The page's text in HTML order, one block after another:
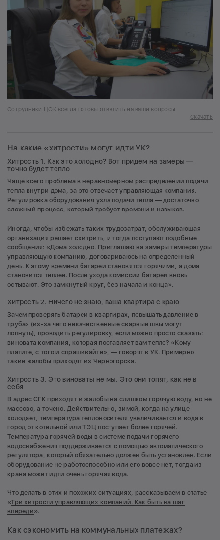
Сотрудники ЦОК всегда готовы ответить на ваши вопросы
Скачать
На какие «хитрости» могут идти УК?
Хитрость 1. Как это холодно? Вот придем на замеры —
точно будет тепло
Чаще всего проблема в неравномерном распределении подачи
тепла внутри дома, за это отвечает управляющая компания.
Регулировка оборудования узла подачи тепла — достаточно
сложный процесс, который требует времени и навыков.
Иногда, чтобы избежать таких трудозатрат, обслуживающая
организация решает схитрить, и тогда поступают подобные
сообщения: «Дома холодно. Приглашаю на замеры температуры
управляющую компанию, договариваюсь на определенный
день. К этому времени батареи становятся горячими, а дома
становится теплее. После ухода комиссии батареи вновь
остывают. Это замкнутый круг, без начала и конца».
Хитрость 2. Ничего не знаю, ваша квартира с краю
Зачем проверять батареи в квартирах, повышать давление в
трубах (из-за чего некачественные сварные швы могут
лопнуть), проводить регулировку, если можно просто сказать:
виновата компания, которая поставляет вам тепло? «Кому
платите, с того и спрашивайте», — говорят в УК. Примерно
такие жалобы приходят из Черногорска.
Хитрость 3. Это виноваты не мы. Это они топят, как не в
себя
В адрес СГК приходят и жалобы на слишком горячую воду, но не
массово, а точено. Действительно, зимой, когда на улице
холодает, температура теплоносителя увеличивается и вода в
город от котельной или ТЭЦ поступает более горячей.
Температура горячей воды в системе подачи горячего
водоснабжения поддерживается с помощью автоматического
регулятора, который обязательно должен быть установлен. Если
оборудование не работоспособно или его вовсе нет, тогда из
крана может идти очень горячая вода.
Что делать в этих и похожих ситуациях, рассказываем в статье
«Три хитрости управляющих компаний. Как быть на шаг
впереди».
Как сэкономить на коммунальных платежах?